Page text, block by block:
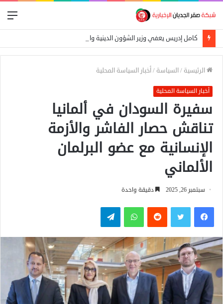
كامل إدريس يعفي وزير الشؤون الدينية والأوقاف
الرئيسية /السياسة /أخبار السياسة المحلية
أخبار السياسة المحلية
سفيرة السودان في ألمانيا
تناقش حصار الفاشر والأزمة
الإنسانية مع عضو البرلمان
الألماني
سبتمبر 26, 2025 دقيقة واحدة
فيسبوكتويتر واتساب تيلقرام